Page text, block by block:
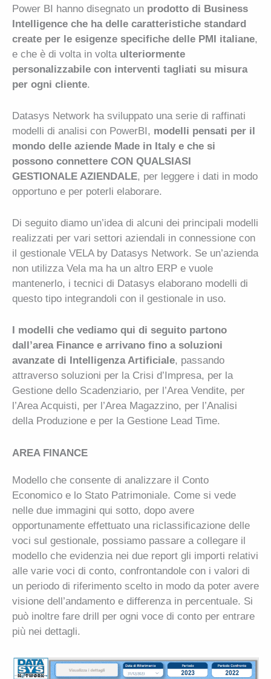
Power BI hanno disegnato un prodotto di Business
Intelligence che ha delle caratteristiche standard
create per le esigenze specifiche delle PMI italiane,
e che è di volta in volta ulteriormente
personalizzabile con interventi tagliati su misura
per ogni cliente.
Datasys Network ha sviluppato una serie di raffinati
modelli di analisi con PowerBI, modelli pensati per il
mondo delle aziende Made in Italy e che si
possono connettere CON QUALSIASI
GESTIONALE AZIENDALE, per leggere i dati in modo
opportuno e per poterli elaborare.
Di seguito diamo un’idea di alcuni dei principali modelli
realizzati per vari settori aziendali in connessione con
il gestionale VELA by Datasys Network. Se un’azienda
non utilizza Vela ma ha un altro ERP e vuole
mantenerlo, i tecnici di Datasys elaborano modelli di
questo tipo integrandoli con il gestionale in uso.
I modelli che vediamo qui di seguito partono
dall’area Finance e arrivano fino a soluzioni
avanzate di Intelligenza Artificiale, passando
attraverso soluzioni per la Crisi d’Impresa, per la
Gestione dello Scadenziario, per l’Area Vendite, per
l’Area Acquisti, per l’Area Magazzino, per l’Analisi
della Produzione e per la Gestione Lead Time.
AREA FINANCE
Modello che consente di analizzare il Conto
Economico e lo Stato Patrimoniale. Come si vede
nelle due immagini qui sotto, dopo avere
opportunamente effettuato una riclassificazione delle
voci sul gestionale, possiamo passare a collegare il
modello che evidenzia nei due report gli importi relativi
alle varie voci di conto, confrontandole con i valori di
un periodo di riferimento scelto in modo da poter avere
visione dell’andamento e differenza in percentuale. Si
può inoltre fare drill per ogni voce di conto per entrare
più nei dettagli.